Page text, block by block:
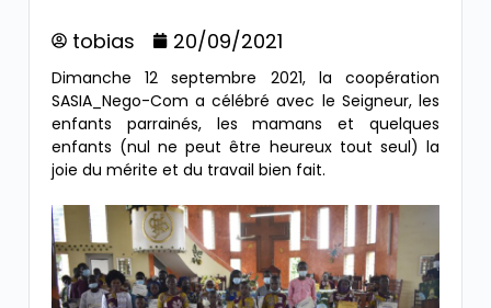
tobias 20/09/2021
Dimanche 12 septembre 2021, la coopération
SASIA_Nego-Com a célébré avec le Seigneur, les
enfants parrainés, les mamans et quelques
enfants (nul ne peut être heureux tout seul) la
joie du mérite et du travail bien fait.